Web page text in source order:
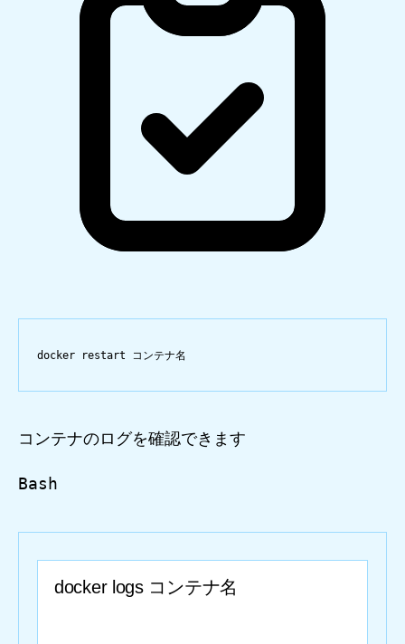
docker restart コンテナ名
コンテナのログを確認できます
Bash